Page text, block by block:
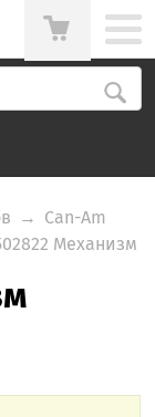
→ Can-Am
Механизм